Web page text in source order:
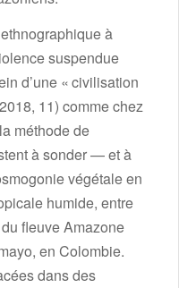
à
suspendue
d’une « civilisation
11) comme chez
méthode de
à sonder — et à
végétale en
humide, entre
fleuve Amazone
en Colombie.
dans des